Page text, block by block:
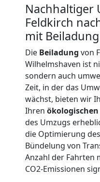
Nachhaltiger
Feldkirch
mit Beiladung
Die Beiladung von
Wilhelmshaven ist
sondern auch
Zeit, in der das
wächst, bieten wir
Ihren ökologischen
des Umzugs
die Optimierung
Bündelung von
Anzahl der Fahrten
CO2-Emissionen
LKW
Möbellift
Feldkirch
Feldkirch